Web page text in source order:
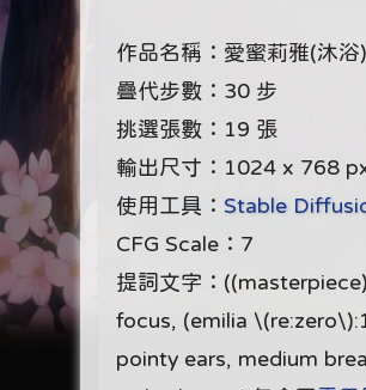
作品名稱：愛蜜莉雅(沐
疊代步數：30 步
挑選張數：19 張
輸出尺寸：1024 x 768
使用工具： Stable
CFG Scale：7
提詞文字：
focus, (emilia
pointy ears, medium